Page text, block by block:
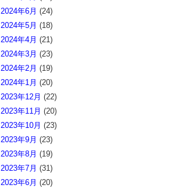
2024年6月 (24)
2024年5月 (18)
2024年4月 (21)
2024年3月 (23)
2024年2月 (19)
2024年1月 (20)
2023年12月 (22)
2023年11月 (20)
2023年10月 (23)
2023年9月 (23)
2023年8月 (19)
2023年7月 (31)
2023年6月 (20)